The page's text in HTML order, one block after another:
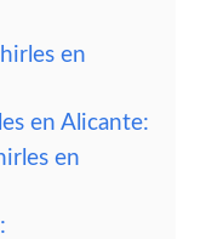
en
en Alicante:
en